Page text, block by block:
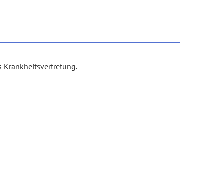
Krankheitsvertretung.